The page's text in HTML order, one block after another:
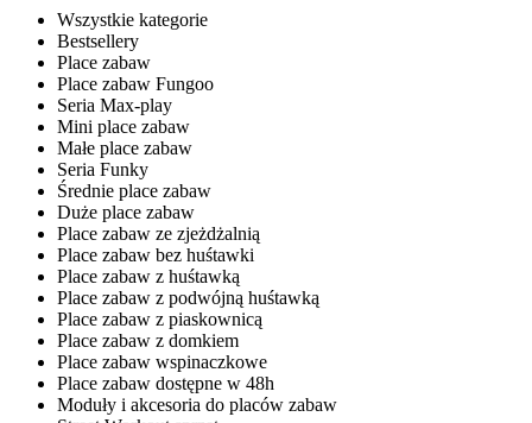
Wszystkie kategorie
Bestsellery
Place zabaw
Place zabaw Fungoo
Seria Max-play
Mini place zabaw
Małe place zabaw
Seria Funky
Średnie place zabaw
Duże place zabaw
Place zabaw ze zjeżdżalnią
Place zabaw bez huśtawki
Place zabaw z huśtawką
Place zabaw z podwójną huśtawką
Place zabaw z piaskownicą
Place zabaw z domkiem
Place zabaw wspinaczkowe
Place zabaw dostępne w 48h
Moduły i akcesoria do placów zabaw